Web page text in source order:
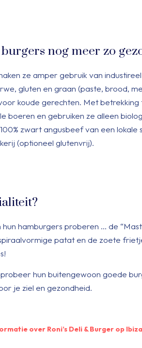
nog meer zo
ze amper gebruik van
gluten en graan (paste, brood,
koude gerechten. Met
boeren en gebruiken ze alleen
zwart angusbeef van een
(optioneel glutenvrij).
hamburgers proberen … de
patat en de zoete
hun buitengewoon goede
je ziel en gezondheid.
over Roni’s Deli & Burger op